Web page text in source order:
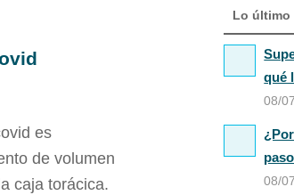
es
de volumen
caja torácica.
Lo último
qué
08/
08/